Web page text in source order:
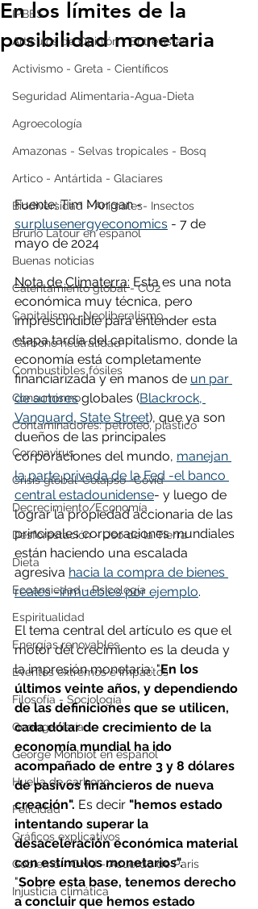
IPBES
Artículos de Opinión - Entrevistas
Activismo - Greta - Científicos
Seguridad Alimentaria-Agua-Dieta
Agroecología
Amazonas - Selvas tropicales - Bosq
Artico - Antártida - Glaciares
Biodiversidad - Animales- Insectos
Bruno Latour en español
Buenas noticias
Calentamiento global - CO2
Capitalismo -Neoliberalismo
Carbono neutralidad
Combustibles fósiles
Consumismo
Contaminadores: petróleo, plástico
Coronavirus
Crisis global-Colapso -Covid
Decrecimiento/Economía
Desforestación - Uso de la Tierra
Dieta
Ecoansiedad - Psicología
Espiritualidad
Energías renovables
Eventos extremos e impactos
Filosofía - Sociología
Geoingeniería
George Monbiot en español
Huella de carbono
Felicidad
Gráficos explicativos
Gobierno - ONU - Acuerdo de Paris
Injusticia climática
En los límites de la
posibilidad monetaria
Fuente: Tim Morgan -
surplusenergyeconomics - 7 de
mayo de 2024
Nota de Climaterra: Esta es una nota
económica muy técnica, pero
imprescindible para entender esta
etapa tardía del capitalismo, donde la
economía está completamente
financiarizada y en manos de un par
de actores globales (Blackrock,
Vanguard, State Street), que ya son
dueños de las principales
corporaciones del mundo, manejan
la parte privada de la Fed -el banco
central estadounidense- y luego de
lograr la propiedad accionaria de las
principales corporaciones mundiales
están haciendo una escalada
agresiva hacia la compra de bienes
reales -inmuebles por ejemplo.
El tema central del artículo es que el
motor del crecimiento es la deuda y
la impresión monetaria: "En los
últimos veinte años, y dependiendo
de las definiciones que se utilicen,
cada dólar de crecimiento de la
economía mundial ha ido
acompañado de entre 3 y 8 dólares
de pasivos financieros de nueva
creación". Es decir "hemos estado
intentando superar la
desaceleración económica material
con estímulos monetarios".
"Sobre esta base, tenemos derecho
a concluir que hemos estado